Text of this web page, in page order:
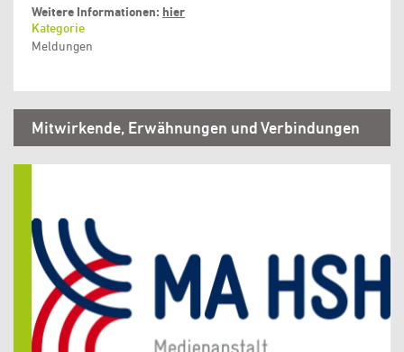
Weitere Informationen: hier
Kategorie
Meldungen
Mitwirkende, Erwähnungen und Verbindungen